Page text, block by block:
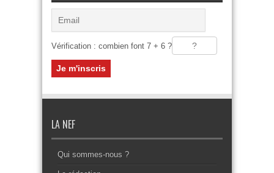
Vérification : combien font 7 + 6 ?
LA NEF
Qui sommes-nous ?